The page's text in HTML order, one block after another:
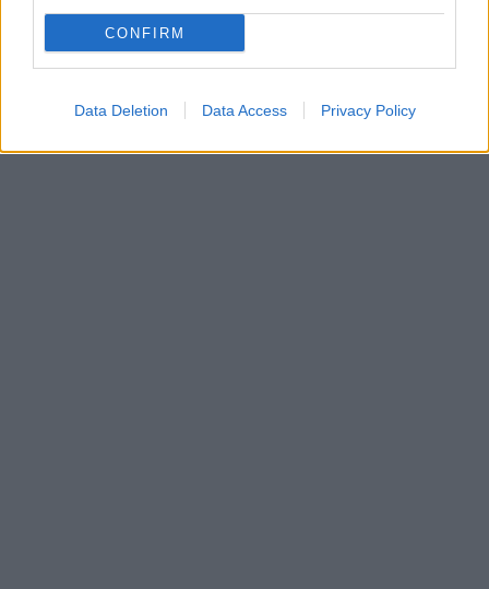
CONFIRM
Data Deletion Data Access Privacy Policy